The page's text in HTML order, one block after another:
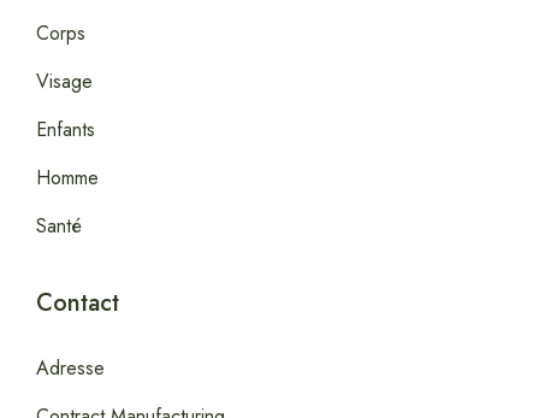
Corps
Visage
Enfants
Homme
Santé
Contact
Adresse